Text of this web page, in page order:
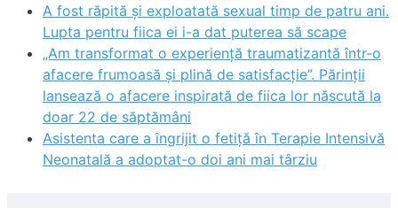
A fost răpită și exploatată sexual timp de patru ani.
Lupta pentru fiica ei i-a dat puterea să scape
„Am transformat o experiență traumatizantă într-o
afacere frumoasă și plină de satisfacție”. Părinții
lansează o afacere inspirată de fiica lor născută la
doar 22 de săptămâni
Asistenta care a îngrijit o fetiță în Terapie Intensivă
Neonatală a adoptat-o doi ani mai târziu